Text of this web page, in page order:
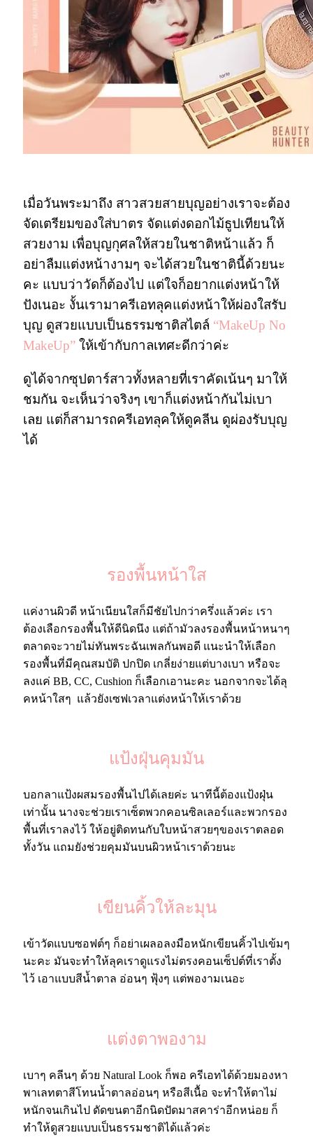
เมื่อวันพระมาถึง สาวสวยสายบุญอย่างเราจะต้อง
จัดเตรียมของใส่บาตร จัดแต่งดอกไม้ธูปเทียนให้
สวยงาม เพื่อบุญกุศลให้สวยในชาติหน้าแล้ว ก็
อย่าลืมแต่งหน้างามๆ จะได้สวยในชาตินี้ด้วยนะ
คะ แบบว่าวัดก็ต้องไป แต่ใจก็อยากแต่งหน้าให้
ปังเนอะ งั้นเรามาครีเอทลุคแต่งหน้าให้ผ่องใสรับ
บุญ ดูสวยแบบเป็นธรรมชาติสไตล์ “MakeUp No
MakeUp” ให้เข้ากับกาลเทศะดีกว่าค่ะ
ดูได้จากซุปตาร์สาวทั้งหลายที่เราคัดเน้นๆ มาให้
ชมกัน จะเห็นว่าจริงๆ เขาก็แต่งหน้ากันไม่เบา
เลย แต่ก็สามารถครีเอทลุคให้ดูคลีน ดูผ่องรับบุญ
ได้
รองพื้นหน้าใส
แค่งานผิวดี หน้าเนียนใสก็มีชัยไปกว่าครึ่งแล้วค่ะ เรา
ต้องเลือกรองพื้นให้ดีนิดนึง แต่ถ้ามัวลงรองพื้นหน้าหนาๆ
ตลาดจะวายไม่ทันพระฉันเพลกันพอดี แนะนำให้เลือก
รองพื้นที่มีคุณสมบัติ ปกปิด เกลี่ยง่ายแต่บางเบา หรือจะ
ลงแค่ BB, CC, Cushion ก็เลือกเอานะคะ นอกจากจะได้ลุ
คหน้าใสๆ แล้วยังเซฟเวลาแต่งหน้าให้เราด้วย
แป้งฝุ่นคุมมัน
บอกลาแป้งผสมรองพื้นไปได้เลยค่ะ นาทีนี้ต้องแป้งฝุ่น
เท่านั้น นางจะช่วยเราเซ็ตพวกคอนซิลเลอร์และพวกรอง
พื้นที่เราลงไว้ ให้อยู่ติดทนกับใบหน้าสวยๆของเราตลอด
ทั้งวัน แถมยังช่วยคุมมันบนผิวหน้าเราด้วยนะ
เขียนคิ้วให้ละมุน
เข้าวัดแบบซอฟต์ๆ ก็อย่าเผลอลงมือหนักเขียนคิ้วไปเข้มๆ
นะคะ มันจะทำให้ลุคเราดูแรงไม่ตรงคอนเซ็ปต์ที่เราตั้ง
ไว้ เอาแบบสีน้ำตาล อ่อนๆ ฟุ้งๆ แต่พองามเนอะ
แต่งตาพองาม
เบาๆ คลีนๆ ด้วย Natural Look ก็พอ ครีเอทได้ด้วยมองหา
พาเลทตาสีโทนน้ำตาลอ่อนๆ หรือสีเนื้อ จะทำให้ตาไม่
หนักจนเกินไป ดัดขนตาอีกนิดปัดมาสคาร่าอีกหน่อย ก็
ทำให้ดูสวยแบบเป็นธรรมชาติได้แล้วค่ะ